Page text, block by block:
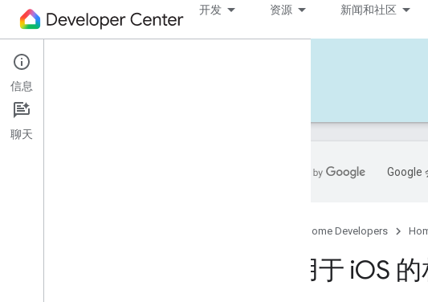
开发 资源 新闻和社区
Home APIs - iOS
开发 - iOS
Google
Google Home Developers
适用于 iOS
信息
聊天